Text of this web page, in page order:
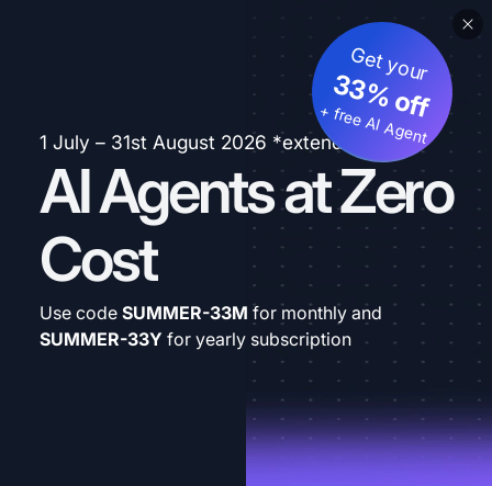
1 July – 31st August 2026 *extended
AI Agents at Zero
Cost
Get your
33% off
+ free AI Agent
Use code SUMMER-33M for monthly and
SUMMER-33Y for yearly subscription